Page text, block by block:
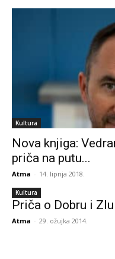
Kultura
Nova knjiga:
priča na putu...
Atma - 14. lipnja 2018.
Kultura
Priča o Dobru i Zlu
Atma - 29. ožujka 2014.